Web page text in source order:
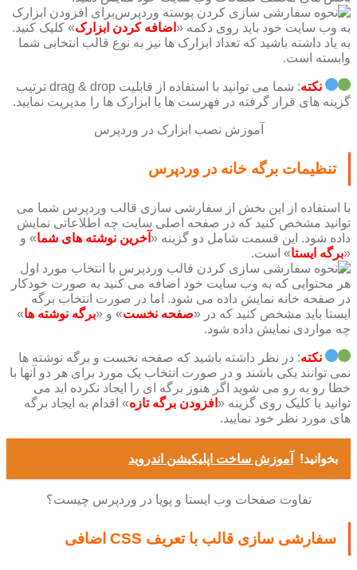
برای افزودن ابزارک
به وب سایت خود باید روی دکمه « اضافه کردن ابزارک» کلیک کنید.
به یاد داشته باشید که تعداد ابزارک ها نیز به نوع قالب انتخابی شما
وابسته است.
نکته
: شما می توانید با استفاده از قابلیت drag & drop ترتیب
گزینه های قرار گرفته در فهرست ها یا ابزارک ها را مدیریت نمایید.
آموزش نصب ابزارک در وردپرس
تنظیمات برگه خانه در وردپرس
با استفاده از این بخش از سفارشی سازی قالب وردپرس شما می
توانید مشخص کنید که در صفحه اصلی سایت چه اطلاعاتی نمایش
داده شود. این قسمت شامل دو گزینه « آخرین نوشته های شما» و
«برگه ایستا» است.
با انتخاب مورد اول
هر محتوایی که به وب سایت خود اضافه می کنید به صورت خودکار
در صفحه خانه نمایش داده می شود. اما در صورت انتخاب برگه
ایستا باید مشخص کنید که در «صفحه نخست» و «برگه نوشته ها»
چه مواردی نمایش داده شود.
نکته: در نظر داشته باشید که صفحه نخست و برگه نوشته ها
نمی توانند یکی باشند و در صورت انتخاب یک مورد برای هر دو آنها با
خطا رو به رو می شوید اگر هنوز برگه ای را ایجاد نکرده اید می
توانید با کلیک روی گزینه « افزودن برگه تازه» اقدام به ایجاد برگه
های مورد نظر خود نمایید.
بخوانید! آموزش ساخت اپلیکیشن اندروید
تفاوت صفحات وب ایستا و پویا در وردپرس چیست؟
سفارشی سازی قالب با تعریف CSS اضافی